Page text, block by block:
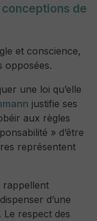
de
et conscience,
opposées.
une loi qu’elle
justifie ses
aux règles
» d’être
représentent
rappellent
d’une
respect des